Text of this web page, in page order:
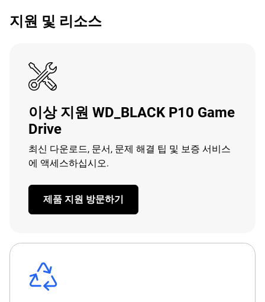
지원 및 리소스
이상 지원 WD_BLACK P10 Game
Drive
최신 다운로드, 문서, 문제 해결 팁 및 보증 서비스
에 액세스하십시오.
제품 지원 방문하기